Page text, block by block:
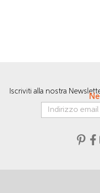
Iscriviti alla nostra